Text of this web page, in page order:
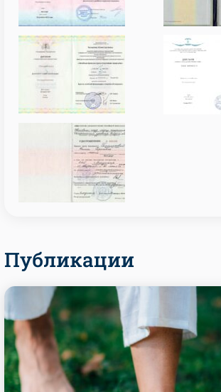
Публикации